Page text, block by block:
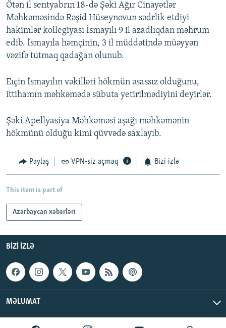
Ötən il sentyabrın 18-də Şəki Ağır Cinayətlər
Məhkəməsində Rəşid Hüseynovun sədrlik etdiyi
hakimlər kollegiyası İsmayılı 9 il azadlıqdan məhrum
edib. İsmayıla həmçinin, 3 il müddətində müəyyən
vəzifə tutmaq qadağan olunub.
Eıçin İsmayılın vəkilləri hökmün əsassız olduğunu,
ittihamın məhkəmədə sübuta yetirilmədiyini deyirlər.
Şəki Apellyasiya Məhkəməsi aşağı məhkəmənin
hökmünü olduğu kimi qüvvədə saxlayıb.
Paylaş VPN-siz açmaq Bizi izlə
This item is part of
Azərbaycan xəbərləri
BIZI IZLƏ
MƏLUMAT